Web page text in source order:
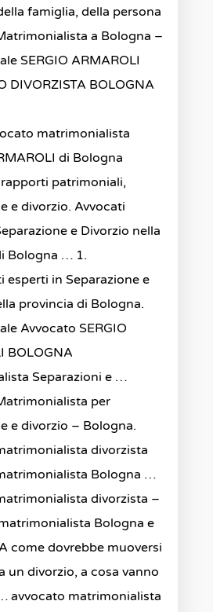
famiglia, della persona
a Bologna –
SERGIO ARMAROLI
DIVORZISTA BOLOGNA
matrimonialista
di Bologna
patrimoniali,
e divorzio. Avvocati
e Divorzio nella
Bologna … 1.
esperti in Separazione e
provincia di Bologna.
Avvocato SERGIO
BOLOGNA
Separazioni e …
per
e divorzio – Bologna.
divorzista
Bologna …
divorzista –
Bologna e
come dovrebbe muoversi
un divorzio, a cosa vanno
avvocato matrimonialista